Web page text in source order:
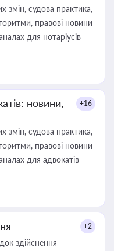
змін, судова практика,
правові новини
для нотаріусів
новини,
+16
змін, судова практика,
правові новини
для адвокатів
+2
здійснення